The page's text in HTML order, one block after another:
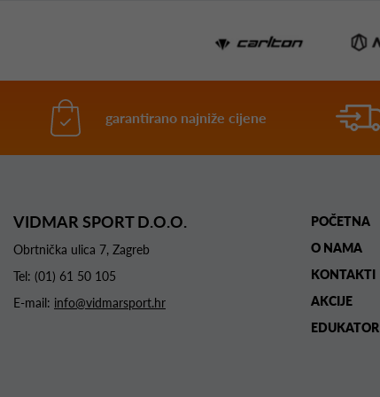
garantirano najniže cijene
VIDMAR SPORT D.O.O.
Obrtnička ulica 7, Zagreb
Tel: (01) 61 50 105
E-mail: info@vidmarsport.hr
POČETNA
O NAMA
KONTAKTI
AKCIJE
EDUKATOR